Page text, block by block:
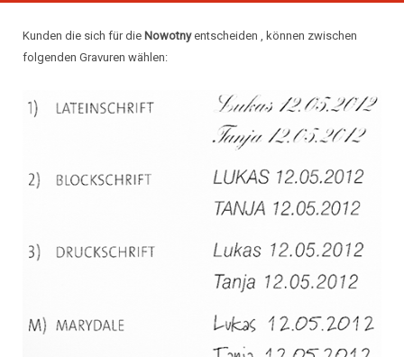
Kunden die sich für die Nowotnyentscheiden , können zwischen
folgenden Gravuren wählen: